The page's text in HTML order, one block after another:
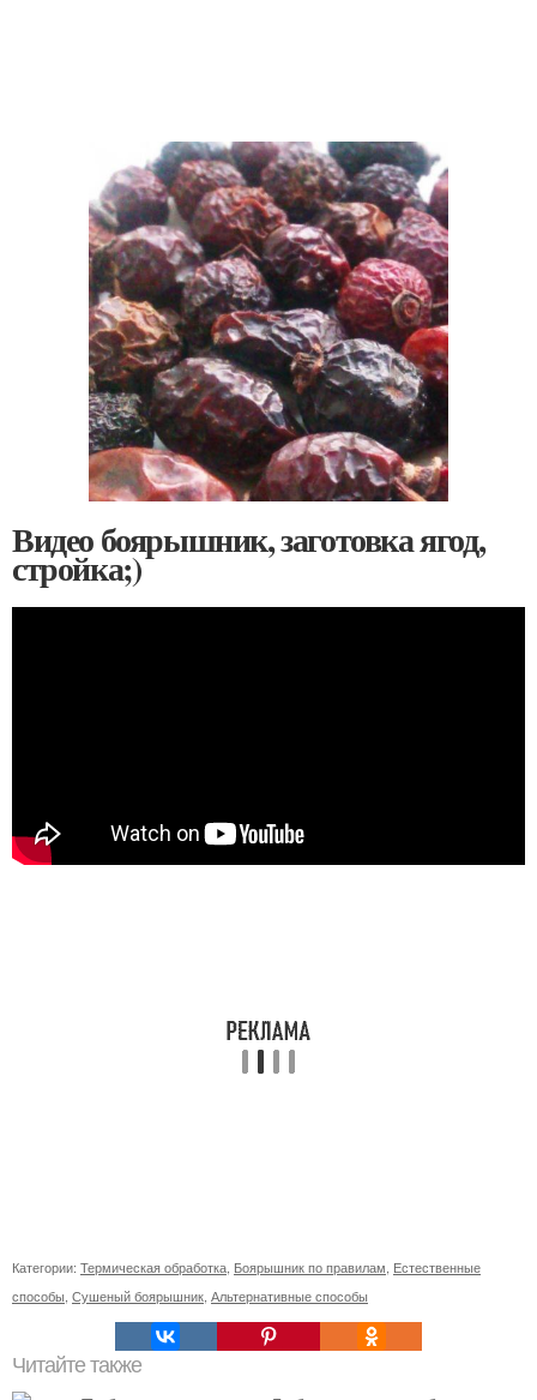
Видео боярышник, заготовка ягод,
стройка;)
Категории: Термическая обработка, Боярышник по правилам, Естественные
способы, Сушеный боярышник, Альтернативные способы
Читайте также